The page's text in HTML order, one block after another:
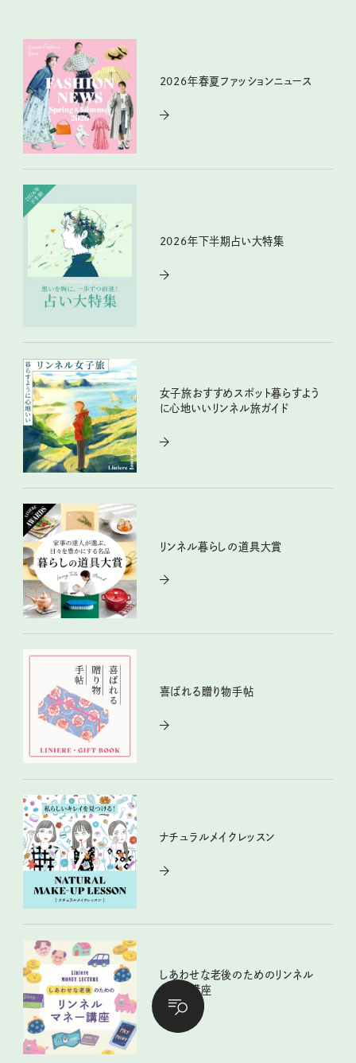
2026年春夏ファッションニュース
2026年下半期占い大特集
女子旅おすすめスポット暮らすよう
に心地いいリンネル旅ガイド
リンネル暮らしの道具大賞
喜ばれる贈り物手帖
ナチュラルメイクレッスン
しあわせな老後のためのリンネル
マネー講座